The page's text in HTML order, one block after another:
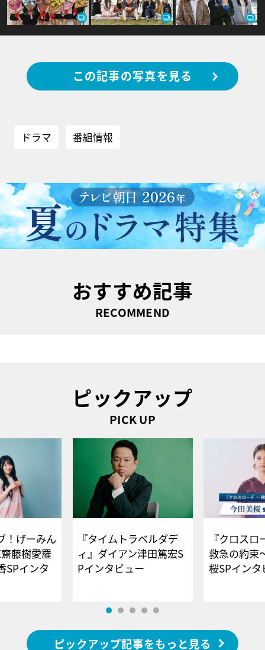
この記事の写真を見る
ドラマ 番組情報
おすすめ記事
RECOMMEND
ピックアップ
PICK UP
！げーみん
藤樹愛羅
SPインタ
『タイムトラベルダデ
ィ』ダイアン津田篤宏S
Pインタビュー
『クロス
救急の約束
桜SPイ
ピックアップ記事をもっと見る